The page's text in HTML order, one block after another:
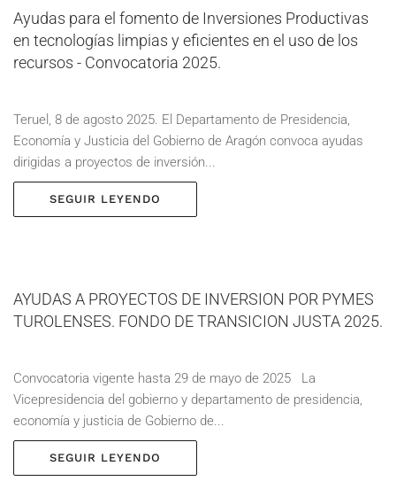
Ayudas para el fomento de Inversiones Productivas
en tecnologías limpias y eficientes en el uso de los
recursos - Convocatoria 2025.
Teruel, 8 de agosto 2025. El Departamento de Presidencia,
Economía y Justicia del Gobierno de Aragón convoca ayudas
dirigidas a proyectos de inversión...
SEGUIR LEYENDO
AYUDAS A PROYECTOS DE INVERSION POR PYMES
TUROLENSES. FONDO DE TRANSICION JUSTA 2025.
Convocatoria vigente hasta 29 de mayo de 2025 La
Vicepresidencia del gobierno y departamento de presidencia,
economía y justicia de Gobierno de...
SEGUIR LEYENDO